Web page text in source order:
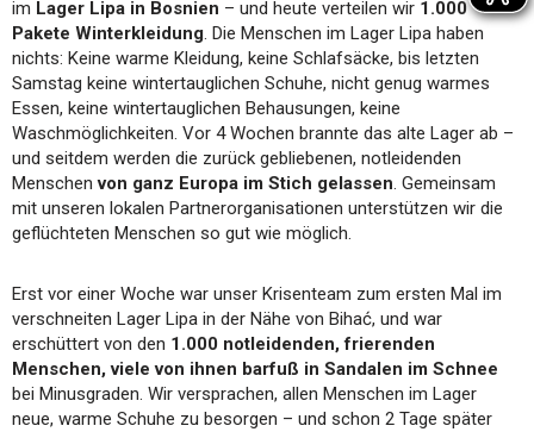
im Lager Lipa in Bosnien – und heute verteilen wir 1.000
Pakete Winterkleidung. Die Menschen im Lager Lipa haben
nichts: Keine warme Kleidung, keine Schlafsäcke, bis letzten
Samstag keine wintertauglichen Schuhe, nicht genug warmes
Essen, keine wintertauglichen Behausungen, keine
Waschmöglichkeiten. Vor 4 Wochen brannte das alte Lager ab –
und seitdem werden die zurück gebliebenen, notleidenden
Menschenvon ganz Europa im Stich gelassen. Gemeinsam
mit unseren lokalen Partnerorganisationen unterstützen wir die
geflüchteten Menschen so gut wie möglich.
Erst vor einer Woche war unser Krisenteam zum ersten Mal im
verschneiten Lager Lipa in der Nähe von Bihać, und war
erschüttert von den 1.000 notleidenden, frierenden
Menschen, viele von ihnen barfuß in Sandalen im Schnee
bei Minusgraden. Wir versprachen, allen Menschen im Lager
neue, warme Schuhe zu besorgen – und schon 2 Tage später